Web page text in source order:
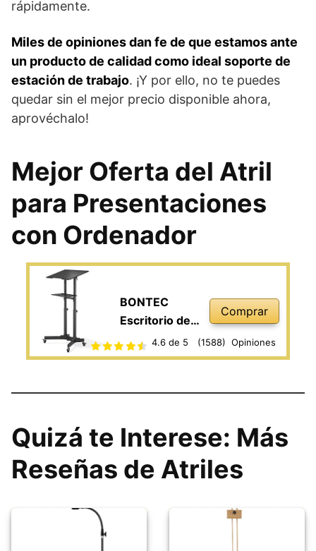
rápidamente.
Miles de opiniones dan fe de que estamos ante
un producto de calidad como ideal soporte de
estación de trabajo. ¡Y por ello, no te puedes
quedar sin el mejor precio disponible ahora,
aprovéchalo!
Mejor Oferta del Atril
para Presentaciones
con Ordenador
BONTEC
Escritorio de
Pie Móvil con
Altura
Escritorio para
Portátil con
Ruedas,
Estación de
Comprar
4.6 de 5 (1588) Opiniones
Quizá te Interese: Más
Reseñas de Atriles